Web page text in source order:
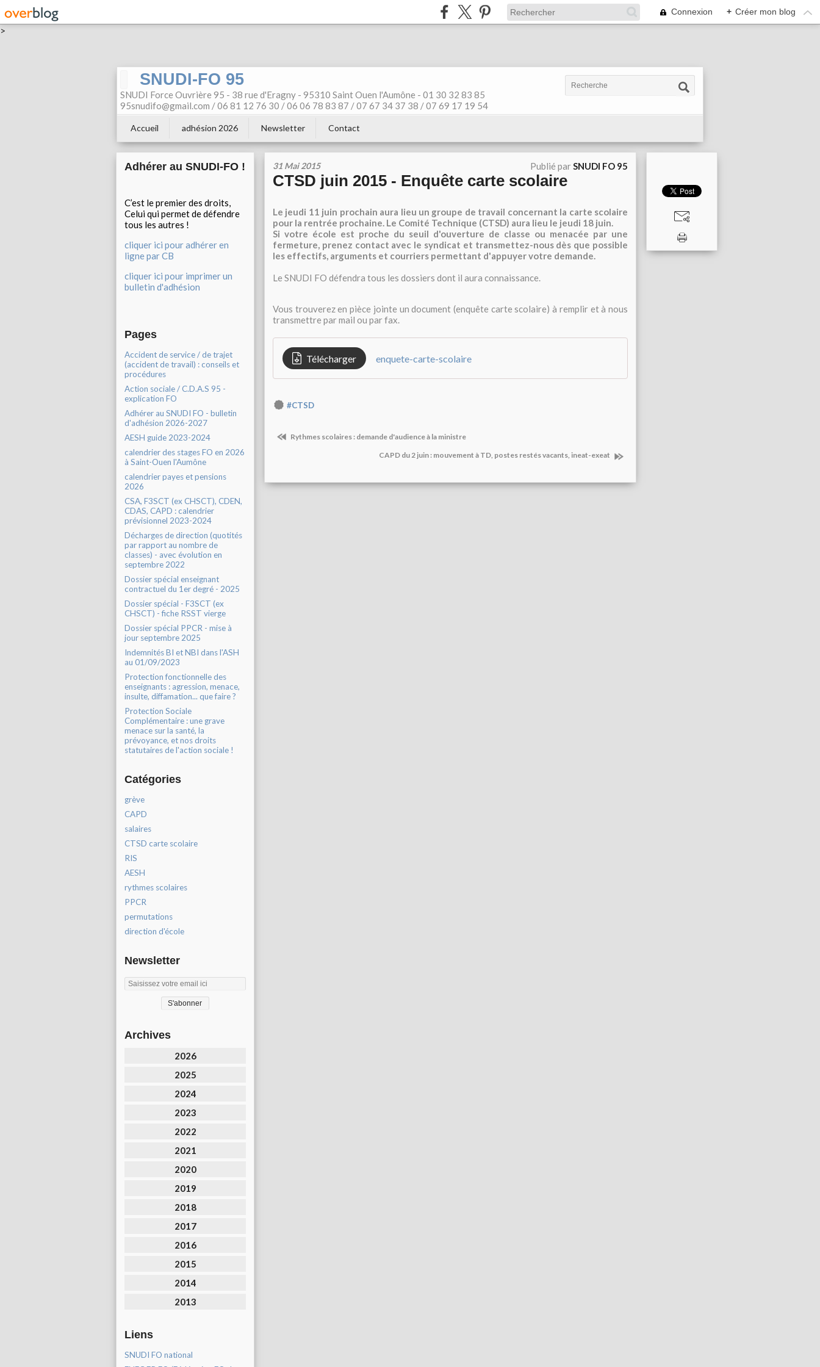
>
Connexion + Créer mon blog
SNUDI-FO 95
SNUDI Force Ouvrière 95 - 38 rue d'Eragny - 95310 Saint Ouen l'Aumône - 01 30 32 83 85
95snudifo@gmail.com / 06 81 12 76 30 / 06 06 78 83 87 / 07 67 34 37 38 / 07 69 17 19 54
Accueil adhésion 2026 Newsletter Contact
Adhérer au SNUDI-FO !
C’est le premier des droits,
Celui qui permet de défendre
tous les autres !
cliquer ici pour adhérer en
ligne par CB
cliquer ici pour imprimer un
bulletin d'adhésion
Pages
Accident de service / de trajet
(accident de travail) : conseils et
procédures
Action sociale / C.D.A.S 95 -
explication FO
Adhérer au SNUDI FO - bulletin
d'adhésion 2026-2027
AESH guide 2023-2024
calendrier des stages FO en 2026
à Saint-Ouen l'Aumône
calendrier payes et pensions
2026
CSA, F3SCT (ex CHSCT), CDEN,
CDAS, CAPD : calendrier
prévisionnel 2023-2024
Décharges de direction (quotités
par rapport au nombre de
classes) - avec évolution en
septembre 2022
Dossier spécial enseignant
contractuel du 1er degré - 2025
Dossier spécial - F3SCT (ex
CHSCT) - fiche RSST vierge
Dossier spécial PPCR - mise à
jour septembre 2025
Indemnités BI et NBI dans l'ASH
au 01/09/2023
Protection fonctionnelle des
enseignants : agression, menace,
insulte, diffamation... que faire ?
Protection Sociale
Complémentaire : une grave
menace sur la santé, la
prévoyance, et nos droits
statutaires de l'action sociale !
Catégories
grève
CAPD
salaires
CTSD carte scolaire
RIS
AESH
rythmes scolaires
PPCR
permutations
direction d'école
Newsletter
Archives
2026
2025
2024
2023
2022
2021
2020
2019
2018
2017
2016
2015
2014
2013
Liens
SNUDI FO national
31 Mai 2015 Publié parSNUDI FO 95
CTSD juin 2015 - Enquête carte scolaire
Le jeudi 11 juin prochain aura lieu un groupe de travail concernant la carte scolaire
pour la rentrée prochaine. Le Comité Technique (CTSD) aura lieu le jeudi 18 juin.
Si votre école est proche du seuil d'ouverture de classe ou menacée par une
fermeture, prenez contact avec le syndicat et transmettez-nous dès que possible
les effectifs, arguments et courriers permettant d'appuyer votre demande.
Le SNUDI FO défendra tous les dossiers dont il aura connaissance.
Vous trouverez en pièce jointe un document (enquête carte scolaire) à remplir et à nous
transmettre par mail ou par fax.
Télécharger enquete-carte-scolaire
#CTSD
Rythmes scolaires : demande d'audience à la ministre
CAPD du 2 juin : mouvement à TD, postes restés vacants, ineat-exeat